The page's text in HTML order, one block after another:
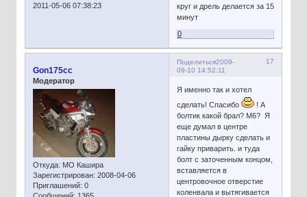
2011-05-06 07:38:23
круг и дрель делается за 15
минут
0
Поделиться 17
2009-
09-10 14:52:11
Gon175cc
Модератор
Откуда: МО Кашира
Зарегистрирован: 2008-04-06
Приглашений: 0
Я именно так и хотел
сделать! Спасибо
! А
болтик какой брал? М6? Я
еще думал в центре
пластины дырку сделать и
гайку приварить. и туда
болт с заточенным концом,
вставляется в
центровочное отверстие
коленвала и вытягивается